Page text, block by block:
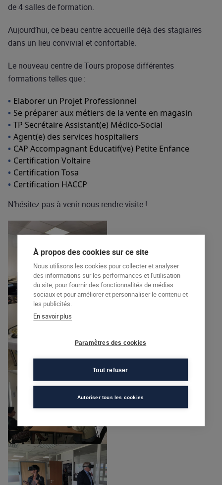
de 4 salles de formation.
Aujourd’hui, ce beau centre accueille déjà des stagiaires
dans un lieu convivial et confortable.
Le nouveau centre de Tours propose différentes
formations telles que :
Elaborer un Projet Professionnel
Se préparer aux métiers de la vente en magasin
TP Secrétaire Assistant(e) Médico-Social
Agent(e) des services hospitaliers
CAP Accompagnant Educatif(ve) Petite Enfance
Certification Voltaire
Certification Tosa
Certification HACCP
N’hésitez pas à venir nous rendre visite !
À propos des cookies sur ce site
Nous utilisons les cookies pour collecter et analyser
des informations sur les performances et l'utilisation
du site, pour fournir des fonctionnalités de médias
sociaux et pour améliorer et personnaliser le contenu et
les publicités.
En savoir plus
Paramètres des cookies
Tout refuser
Autoriser tous les cookies